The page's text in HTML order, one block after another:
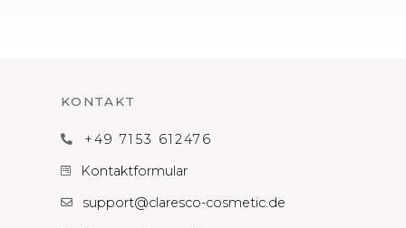
KONTAKT
 +49 7153 612476
 Kontaktformular
 support@claresco-cosmetic.de